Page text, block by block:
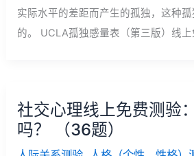
实际水平的差距而产生的孤独，这种
的。 UCLA孤独感量表（第三版）线
社交心理线上免费测验
吗？ （36题）